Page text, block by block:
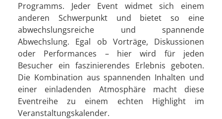
Programms. Jeder Event widmet sich einem
anderen Schwerpunkt und bietet so eine
abwechslungsreiche und spannende
Abwechslung. Egal ob Vorträge, Diskussionen
oder Performances – hier wird für jeden
Besucher ein faszinierendes Erlebnis geboten.
Die Kombination aus spannenden Inhalten und
einer einladenden Atmosphäre macht diese
Eventreihe zu einem echten Highlight im
Veranstaltungskalender.